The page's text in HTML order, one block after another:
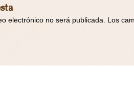
electrónico no será publicada.
Los